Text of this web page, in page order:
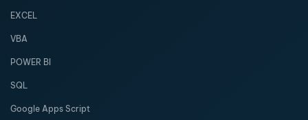
EXCEL
VBA
POWER BI
SQL
Google Apps Script